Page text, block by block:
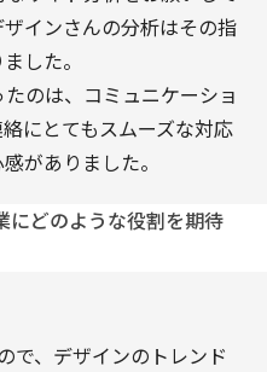
インさんの分析はその指
した。
のは、コミュニケーショ
にとてもスムーズな対応
がありました。
にどのような役割を期待
で、デザインのトレンド